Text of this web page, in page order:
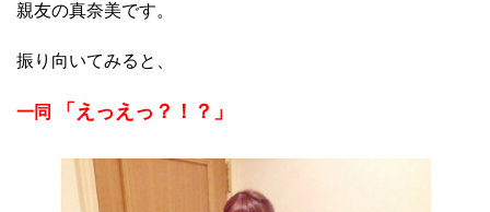
親友の真奈美です。
振り向いてみると、
一同 「えっえっ？！？」